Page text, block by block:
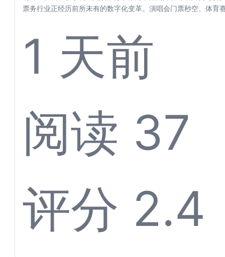
统，
体育
离不
票务行业正经历前所未有的数字化变革。演唱会门票秒空、体育
1 天前
阅读 37
评分 2.4